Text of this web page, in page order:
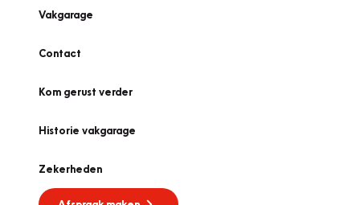
Vakgarage
Contact
Kom gerust verder
Historie vakgarage
Zekerheden